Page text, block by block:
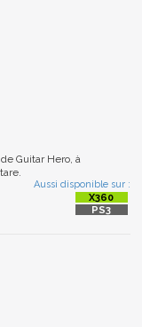
Guitar Hero, à
Aussi disponible sur :